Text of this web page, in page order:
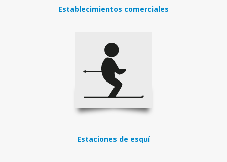
Establecimientos comerciales
Estaciones de esquí